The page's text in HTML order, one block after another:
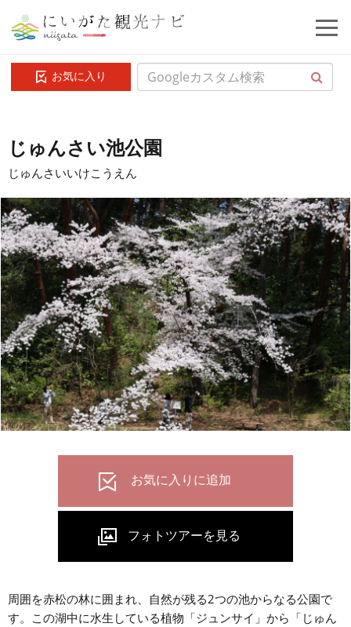
お気に入り
じゅんさい池公園
じゅんさいいけこうえん
周囲を赤松の林に囲まれ、自然が残る2つの池からなる公園で
す。この湖中に水生している植物「ジュンサイ」から「じゅん